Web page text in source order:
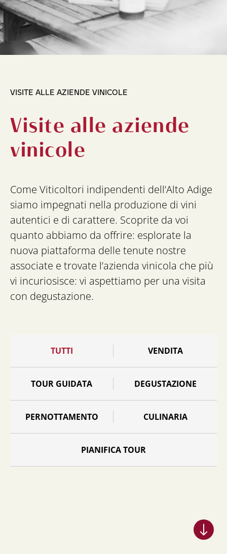
VISITE ALLE AZIENDE VINICOLE
Visite alle aziende
vinicole
Come Viticoltori indipendenti dell’Alto Adige
siamo impegnati nella produzione di vini
autentici e di carattere. Scoprite da voi
quanto abbiamo da offrire: esplorate la
nuova piattaforma delle tenute nostre
associate e trovate l’azienda vinicola che più
vi incuriosisce: vi aspettiamo per una visita
con degustazione.
TUTTI VENDITA
TOUR GUIDATA DEGUSTAZIONE
PERNOTTAMENTO CULINARIA
PIANIFICA TOUR